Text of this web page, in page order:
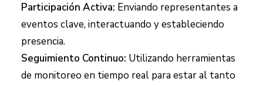
Participación Activa: Enviando representantes a
eventos clave, interactuando y estableciendo
presencia.
Seguimiento Continuo: Utilizando herramientas
de monitoreo en tiempo real para estar al tanto